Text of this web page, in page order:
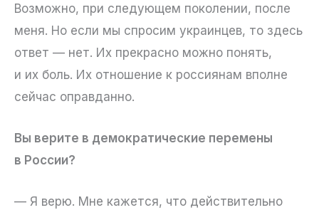
Возможно, при следующем поколении, после
меня. Но если мы спросим украинцев, то здесь
ответ — нет. Их прекрасно можно понять,
и их боль. Их отношение к россиянам вполне
сейчас оправданно.
Вы верите в демократические перемены
в России?
— Я верю. Мне кажется, что действительно